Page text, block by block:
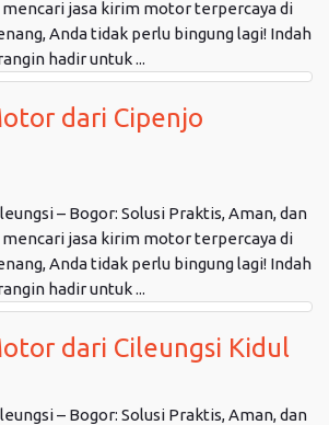
mencari jasa kirim motor terpercaya di
Anda tidak perlu bingung lagi! Indah
hadir untuk ...
dari Cipenjo
– Bogor: Solusi Praktis, Aman, dan
mencari jasa kirim motor terpercaya di
Anda tidak perlu bingung lagi! Indah
hadir untuk ...
dari Cileungsi Kidul
– Bogor: Solusi Praktis, Aman, dan